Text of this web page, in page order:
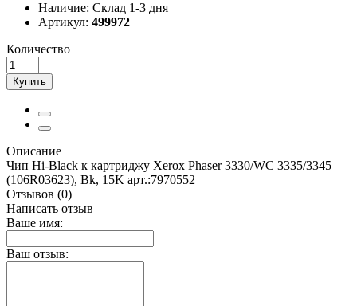
Наличие: Склад 1-3 дня
Артикул: 499972
Количество
Купить
Описание
Чип Hi-Black к картриджу Xerox Phaser 3330/WC 3335/3345
(106R03623), Bk, 15K арт.:7970552
Отзывов (0)
Написать отзыв
Ваше имя:
Ваш отзыв: